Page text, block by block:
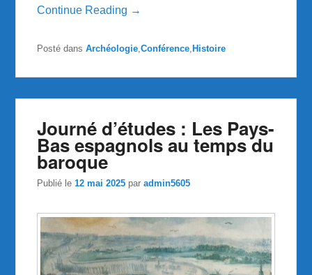
Continue Reading →
Posté dans Archéologie ,Conférence ,Histoire
Journé d’études : Les Pays-
Bas espagnols au temps du
baroque
Publié le12 mai 2025 paradmin5605